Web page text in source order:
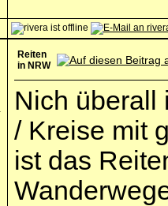
Reiten
in NRW
Nich überall
/ Kreise mit
ist das